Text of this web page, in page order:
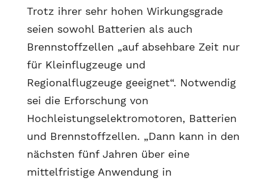
Trotz ihrer sehr hohen Wirkungsgrade
seien sowohl Batterien als auch
Brennstoffzellen „auf absehbare Zeit nur
für Kleinflugzeuge und
Regionalflugzeuge geeignet“. Notwendig
sei die Erforschung von
Hochleistungselektromotoren, Batterien
und Brennstoffzellen. „Dann kann in den
nächsten fünf Jahren über eine
mittelfristige Anwendung in